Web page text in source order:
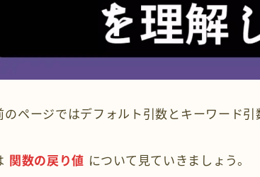
のページではデフォルト引数とキーワード引
関数の戻り値 について見ていきましょう。